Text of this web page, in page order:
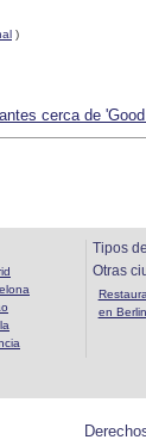
)
cerca de
Tipos
Otras
en Berlin